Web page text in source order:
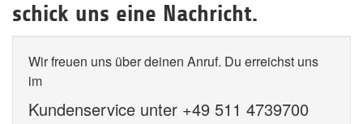
schick uns eine Nachricht.
Wir freuen uns über deinen Anruf. Du erreichst uns
im
Kundenservice unter +49 511 4739700